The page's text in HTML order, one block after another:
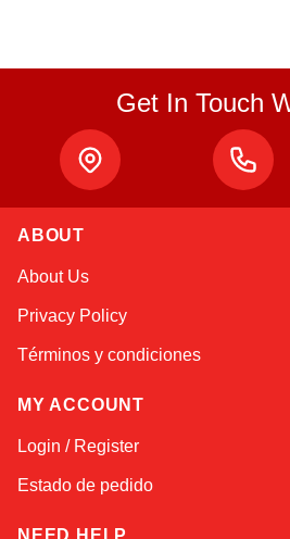
Get In Touch
ABOUT
About Us
Privacy Policy
Términos y condiciones
MY ACCOUNT
Login / Register
Estado de pedido
NEED HELP